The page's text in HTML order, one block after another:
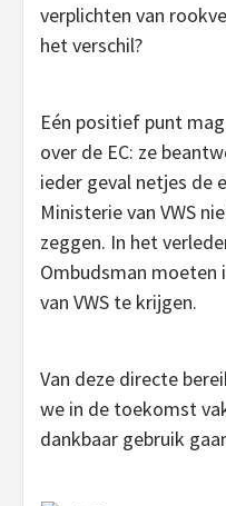
verplichten van
het verschil?
Eén positief punt
over de EC: ze
ieder geval netjes de
Ministerie van VWS
zeggen. In het
Ombudsman moeten
van VWS te krijgen.
Van deze directe
we in de toekomst
dankbaar gebruik